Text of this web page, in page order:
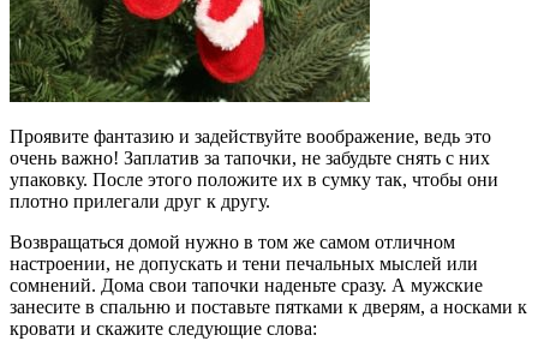
Проявите фантазию и задействуйте воображение, ведь это
очень важно! Заплатив за тапочки, не забудьте снять с них
упаковку. После этого положите их в сумку так, чтобы они
плотно прилегали друг к другу.
Возвращаться домой нужно в том же самом отличном
настроении, не допускать и тени печальных мыслей или
сомнений. Дома свои тапочки наденьте сразу. А мужские
занесите в спальню и поставьте пятками к дверям, а носками к
кровати и скажите следующие слова: